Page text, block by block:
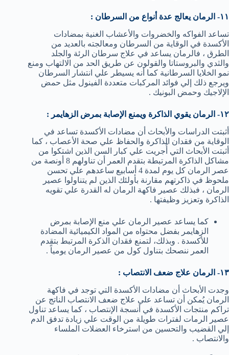
١١- الرمان يعالج عدة أنواع من السرطان :
تساعد الفواكه والخضروات والأعشاب الغنية بمضادات
الأكسدة في الوقاية من السرطان ومعالجته بالعديد من
الطرق ، فالرمان يساعد في علاج سرطان الرئة والجلد
والثدي والبروستاتا والقولون عن طريق الحد من الالتهاب ومنع
نمو الخلايا السرطانية كما أنه يسيطر علي انتشار السرطان
ويرجع ذلك إلي فوائد المركبات متعددة الفينول مثل حمض
الإلاجيك وحمض البونيك .
١٢- الرمان يقوي الذاكرة ويمنع الإصابة بمرض الزهايمر :
أثبتت الدراسات والأبحاث أن مضادات الأكسدة تساعد في
الوقاية من فقدان الذاكرة والحفاظ علي صحة الأعصاب ، كما
أثبتت الأبحاث التي أُجريت علي كبار السن الذين اشتكوا من
مشاكل الذاكرة المرتبطة بتقدم العمر أن تناولهم 8 أونصة من
عصر الرمان كل يوم لمدة 4 أسابيع ساعدهم علي تحسن
ملحوظ في ذاكرتهم مقارنة بأولئك الذين لم يتناولوا عصير
الرمان ، فبذلك عصير فاكهة الرمان له القدرة علي تقويه
الذاكرة وتعزيز وظيفتها .
كما يساعد عصير الرمان علي منع الإصابة بمرض
الزهايمر بفضل محتواه من المواد الكيميائية المضادة
للأكسدة . وبذلك، لتمنع فقدان الذكرة المرتبط بتقدم
العمر ننصحك بتناول كول من عصير الرمان يومياً .
١٣- الرمان علاج ضعف الانتصاب :
وجدت الأبحاث أن مضادات الأكسدة التي توجد في فاكهة
الرمان يُمكن أن تساعد علي علاج ضعف الانتصاب الناتج عن
تراكم منتجات الأكسدة في أنسجة الإنتصاب ، كما يساعد تناول
عصير الرمات لفترات طويلة من الوقت علي زيادة تدفق الدم
إلي القضيب والتحسين من استرخاء العضلات الملساء
والانتصاب .